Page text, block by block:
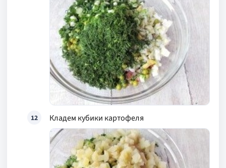
12 Кладем кубики картофеля